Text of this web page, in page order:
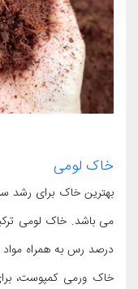
خاک لومی
بهترین خاک برای رشد
درصد رس به همراه
خاک ورمی کمپوست،